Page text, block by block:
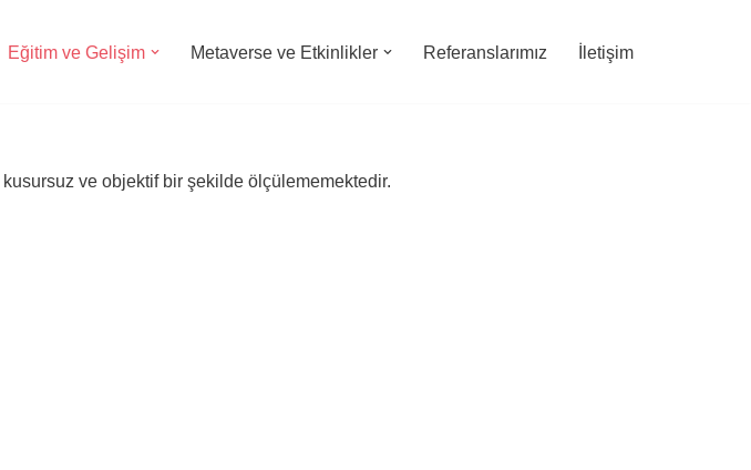
Eğitim ve Gelişim Metaverse ve Etkinlikler Referanslarımız İletişim
ve objektif bir şekilde ölçülememektedir.